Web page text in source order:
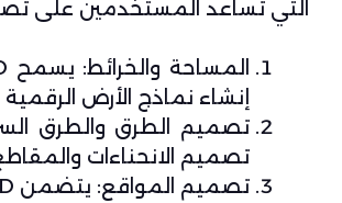
التي تساعد المستخدمين على
إنشاء نماذج الأرض
تصميم الطرق والطرق
تصميم الانحناءات
تصميم المواقع: يتضمن